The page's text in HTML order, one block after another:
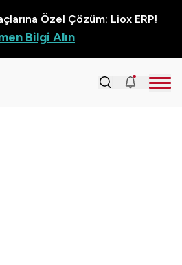
Özel Çözüm: Liox ERP!
Bilgi Alın